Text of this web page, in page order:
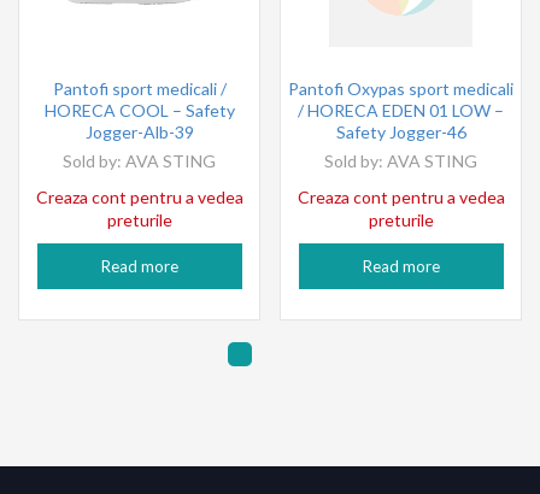
Pantofi sport medicali /
HORECA COOL – Safety
Jogger-Alb-39
Sold by: AVA STING
Creaza cont pentru a vedea
preturile
Read more
Pantofi Oxypas sport medicali
/ HORECA EDEN 01 LOW –
Safety Jogger-46
Sold by: AVA STING
Creaza cont pentru a vedea
preturile
Read more